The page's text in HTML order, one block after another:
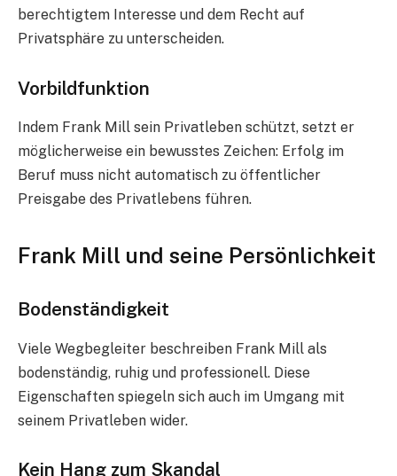
berechtigtem Interesse und dem Recht auf
Privatsphäre zu unterscheiden.
Vorbildfunktion
Indem Frank Mill sein Privatleben schützt, setzt er
möglicherweise ein bewusstes Zeichen: Erfolg im
Beruf muss nicht automatisch zu öffentlicher
Preisgabe des Privatlebens führen.
Frank Mill und seine Persönlichkeit
Bodenständigkeit
Viele Wegbegleiter beschreiben Frank Mill als
bodenständig, ruhig und professionell. Diese
Eigenschaften spiegeln sich auch im Umgang mit
seinem Privatleben wider.
Kein Hang zum Skandal